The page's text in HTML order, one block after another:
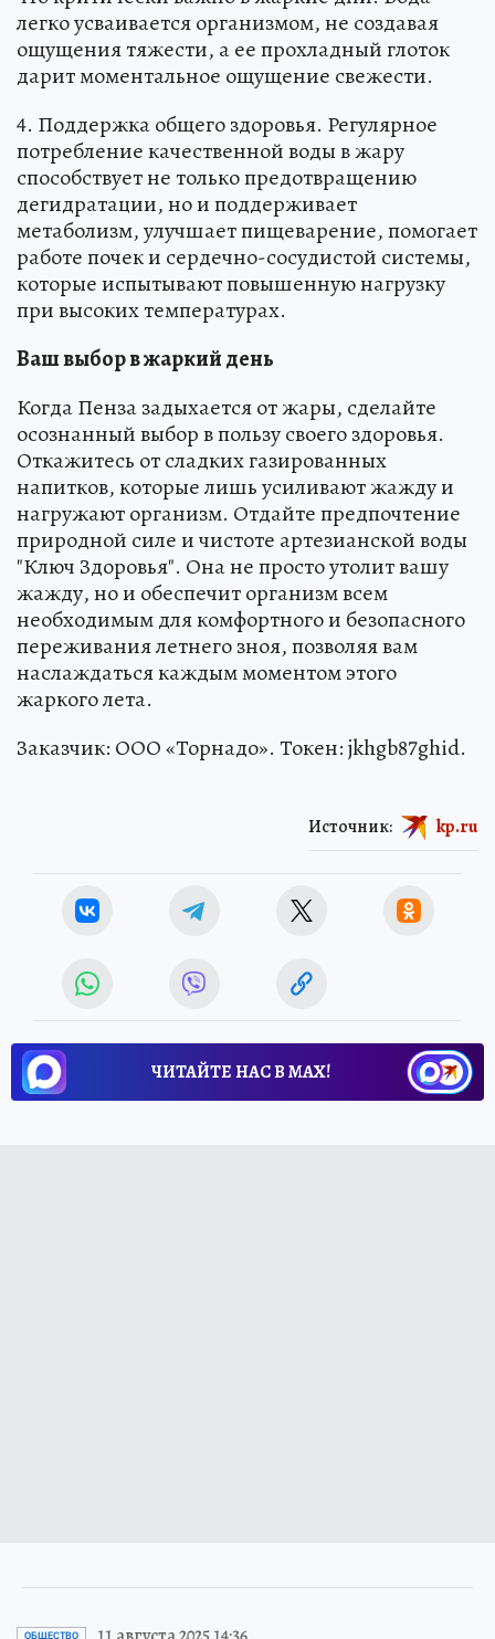
легко усваивается организмом, не создавая
ощущения тяжести, а ее прохладный глоток
дарит моментальное ощущение свежести.
4. Поддержка общего здоровья. Регулярное
потребление качественной воды в жару
способствует не только предотвращению
дегидратации, но и поддерживает
метаболизм, улучшает пищеварение, помогает
работе почек и сердечно-сосудистой системы,
которые испытывают повышенную нагрузку
при высоких температурах.
Ваш выбор в жаркий день
Когда Пенза задыхается от жары, сделайте
осознанный выбор в пользу своего здоровья.
Откажитесь от сладких газированных
напитков, которые лишь усиливают жажду и
нагружают организм. Отдайте предпочтение
природной силе и чистоте артезианской воды
"Ключ Здоровья". Она не просто утолит вашу
жажду, но и обеспечит организм всем
необходимым для комфортного и безопасного
переживания летнего зноя, позволяя вам
наслаждаться каждым моментом этого
жаркого лета.
Заказчик: ООО «Торнадо». Токен: jkhgb87ghid.
Источник: kp.ru
ЧИТАЙТЕ НАС В МАХ!
ОБЩЕСТВО